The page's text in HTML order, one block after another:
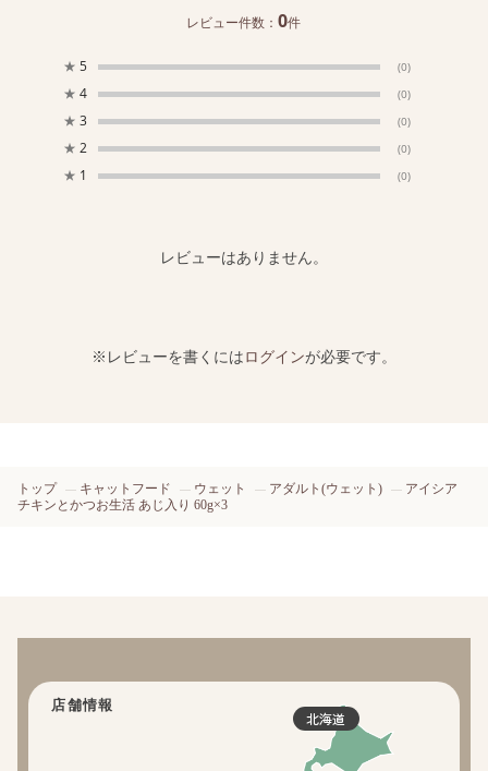
レビュー件数：0件
★ 5 (0)
★ 4 (0)
★ 3 (0)
★ 2 (0)
★ 1 (0)
レビューはありません。
※レビューを書くにはログインが必要です。
トップ キャットフード ウェット アダルト(ウェット)
アイシア
チキンとかつお生活 あじ入り 60g×3
店舗情報
北海道